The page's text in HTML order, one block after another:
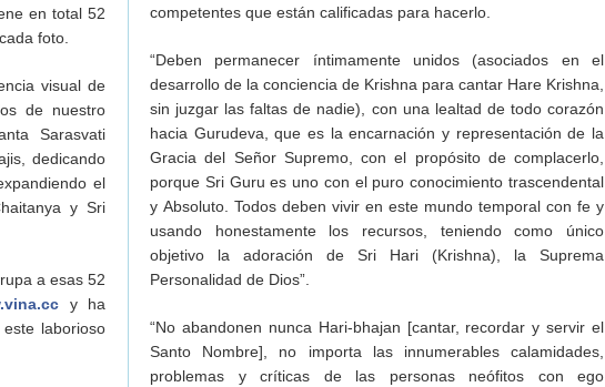
en total 52
foto.
visual de
de nuestro
Sarasvati
dedicando
el
y Sri
a esas 52
y ha
laborioso
competentes que están calificadas para hacerlo.
“Deben permanecer íntimamente unidos (asociados en el
desarrollo de la conciencia de Krishna para cantar Hare Krishna,
sin juzgar las faltas de nadie), con una lealtad de todo corazón
hacia Gurudeva, que es la encarnación y representación de la
Gracia del Señor Supremo, con el propósito de complacerlo,
porque Sri Guru es uno con el puro conocimiento trascendental
y Absoluto. Todos deben vivir en este mundo temporal con fe y
usando honestamente los recursos, teniendo como único
objetivo la adoración de Sri Hari (Krishna), la Suprema
Personalidad de Dios”.
“No abandonen nunca Hari-bhajan [cantar, recordar y servir el
Santo Nombre], no importa las innumerables calamidades,
problemas y críticas de las personas neófitos con ego